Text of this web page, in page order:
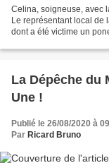
Celina, soigneuse, avec
Le représentant local de
dont a été victime un
La Dépêche du
Une !
Publié le 26/08/2020 à
Par Ricard Bruno